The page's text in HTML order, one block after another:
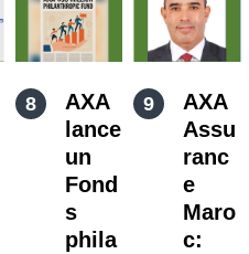
AXA
lance
un
Fond
s
phila
AXA
Assu
ranc
e
Maro
c: